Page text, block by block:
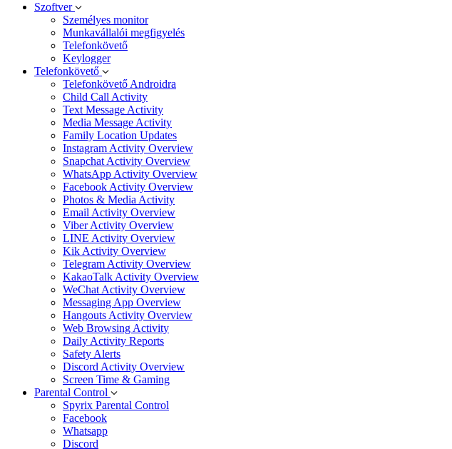
Szoftver
Személyes monitor
Munkavállalói megfigyelés
Telefonkövető
Keylogger
Telefonkövető
Telefonkövető Androidra
Child Call Activity
Text Message Activity
Media Message Activity
Family Location Updates
Instagram Activity Overview
Snapchat Activity Overview
WhatsApp Activity Overview
Facebook Activity Overview
Photos & Media Activity
Email Activity Overview
Viber Activity Overview
LINE Activity Overview
Kik Activity Overview
Telegram Activity Overview
KakaoTalk Activity Overview
WeChat Activity Overview
Messaging App Overview
Hangouts Activity Overview
Web Browsing Activity
Daily Activity Reports
Safety Alerts
Discord Activity Overview
Screen Time & Gaming
Parental Control
Spyrix Parental Control
Facebook
Whatsapp
Discord